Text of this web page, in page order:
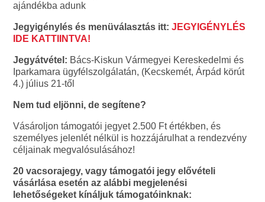
ajándékba adunk
Jegyigénylés és menüválasztás itt: JEGYIGÉNYLÉS
IDE KATTIINTVA!
Jegyátvétel: Bács-Kiskun Vármegyei Kereskedelmi és
Iparkamara ügyfélszolgálatán, (Kecskemét, Árpád körút
4.) július 21-től
Nem tud eljönni, de segítene?
Vásároljon támogatói jegyet 2.500 Ft értékben, és
személyes jelenlét nélkül is hozzájárulhat a rendezvény
céljainak megvalósulásához!
20 vacsorajegy, vagy támogatói jegy elővételi
vásárlása esetén az alábbi megjelenési
lehetőségeket kínáljuk támogatóinknak: